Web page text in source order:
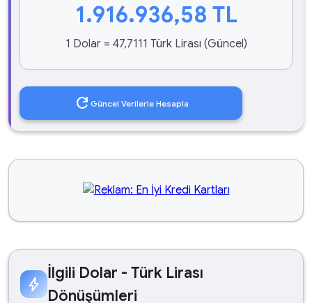
1.916.936,58 TL
1 Dolar = 47,7111 Türk Lirası (Güncel)
refresh Güncel Verilerle Hesapla
bolt
İlgili Dolar - Türk Lirası
Dönüşümleri